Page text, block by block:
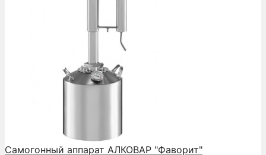
Самогонный аппарат АЛКОВАР "Фаворит"